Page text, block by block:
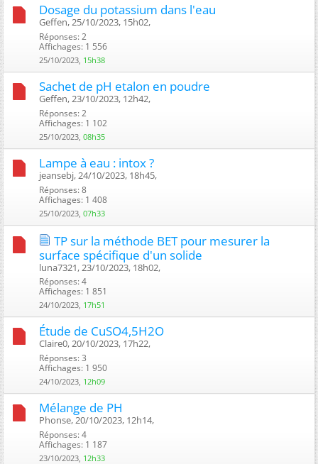
Dosage du potassium dans l'eau
Geffen, 25/10/2023, 15h02, ‎
Réponses: 2
Affichages: 1 556
25/10/2023, 15h38
Sachet de pH etalon en poudre
Geffen, 23/10/2023, 12h42, ‎
Réponses: 2
Affichages: 1 102
25/10/2023, 08h35
Lampe à eau : intox ?
jeansebj, 24/10/2023, 18h45, ‎
Réponses: 8
Affichages: 1 408
25/10/2023, 07h33
TP sur la méthode BET pour mesurer la
surface spécifique d'un solide
luna7321, 23/10/2023, 18h02, ‎
Réponses: 4
Affichages: 1 851
24/10/2023, 17h51
Étude de CuSO4,5H2O
Claire0, 20/10/2023, 17h22, ‎
Réponses: 3
Affichages: 1 950
24/10/2023, 12h09
Mélange de PH
Phonse, 20/10/2023, 12h14, ‎
Réponses: 4
Affichages: 1 187
23/10/2023, 12h33